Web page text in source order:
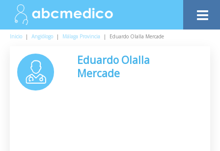
Inicio | Angiólogo | Málaga Provincia | Eduardo Olalla Mercade
Eduardo Olalla
Mercade